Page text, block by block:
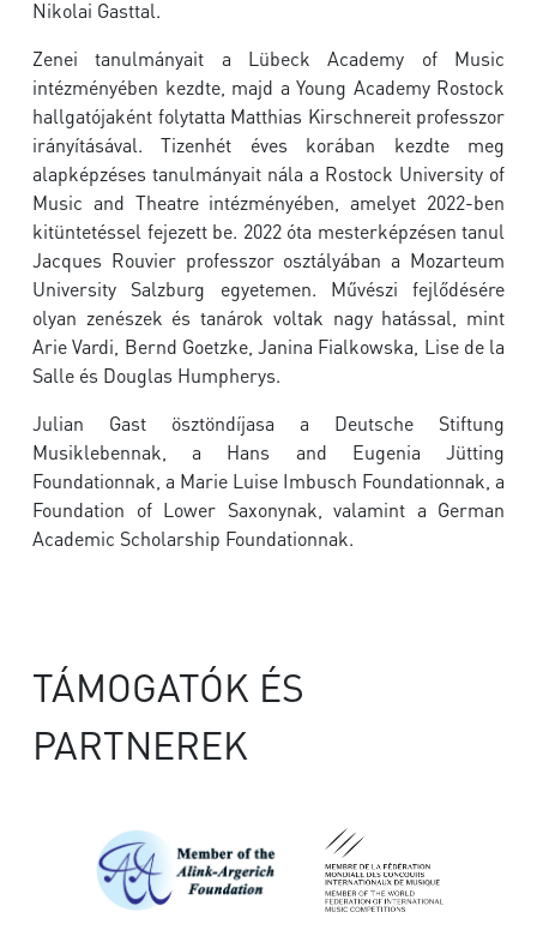
Nikolai Gasttal.
Zenei tanulmányait a Lübeck Academy of Music
intézményében kezdte, majd a Young Academy Rostock
hallgatójaként folytatta Matthias Kirschnereitprofesszor
irányításával. Tizenhét éves korában kezdte meg
alapképzéses tanulmányait nála a Rostock University of
Music and Theatreintézményében, amelyet 2022-ben
kitüntetéssel fejezett be. 2022 óta mesterképzésen tanul
Jacques Rouvierprofesszor osztályában a Mozarteum
University Salzburg egyetemen. Művészi fejlődésére
olyan zenészek és tanárok voltak nagy hatással, mint
Arie Vardi Bernd Goetzke, Janina Fialkowska Lise de la
Salle és Douglas Humpherys.
Julian Gast ösztöndíjasa a Deutsche Stiftung
Musiklebennak, a Hans and Eugenia Jütting
Foundationnak, a Marie Luise Imbusch Foundationnak, a
Foundation of Lower Saxonynak, valamint a German
Academic Scholarship Foundationnak.
TÁMOGATÓK ÉS
PARTNEREK